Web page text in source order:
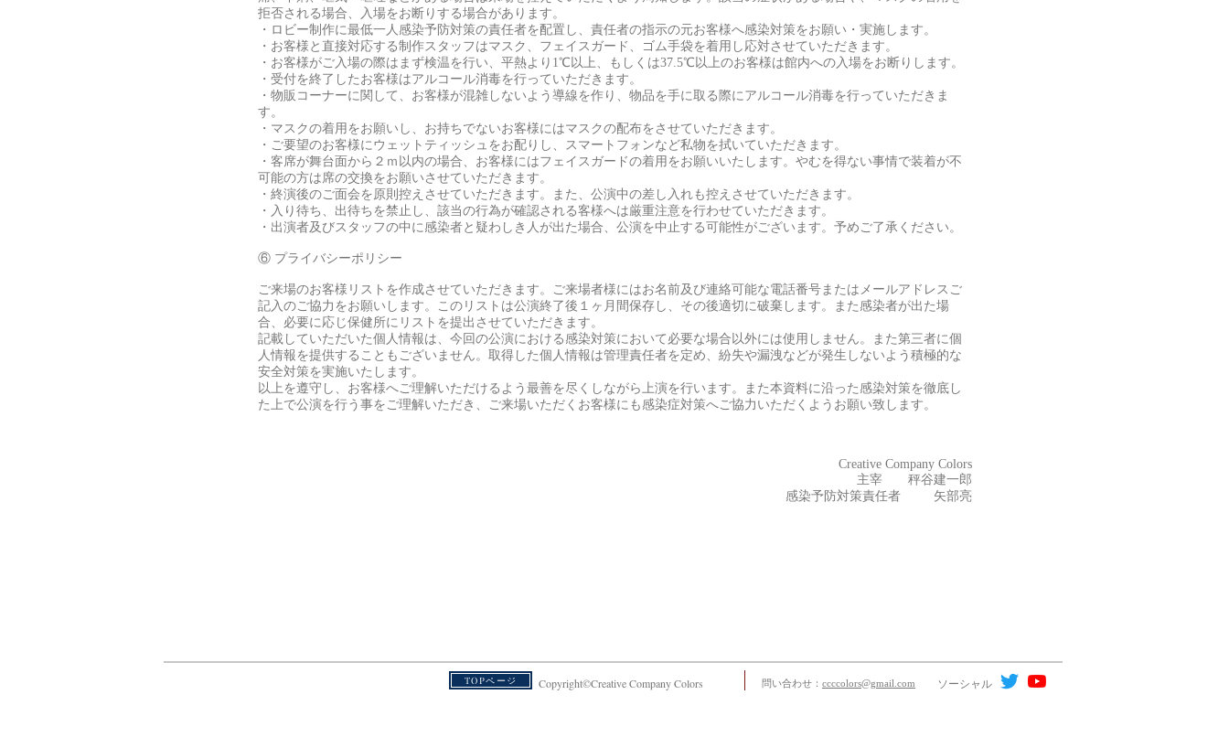
拒否される場合、入場をお断りする場合があります。
・ロビー制作に最低一人感染予防対策の責任者を配置し、責任者の指示の元お客様へ感染対策をお願い・実施します。
・お客様と直接対応する制作スタッフはマスク、フェイスガード、ゴム手袋を着用し応対させていただきます。
・お客様がご入場の際はまず検温を行い、平熱より1℃以上、もしくは37.5℃以上のお客様は館内への入場をお断りします。
・受付を終了したお客様はアルコール消毒を行っていただきます。
・物販コーナーに関して、お客様が混雑しないよう導線を作り、物品を手に取る際にアルコール消毒を行っていただきま
す。
・マスクの着用をお願いし、お持ちでないお客様にはマスクの配布をさせていただきます。
・ご要望のお客様にウェットティッシュをお配りし、スマートフォンなど私物を拭いていただきます。
・客席が舞台面から２ｍ以内の場合、お客様にはフェイスガードの着用をお願いいたします。やむを得ない事情で装着が不
可能の方は席の交換をお願いさせていただきます。
・終演後のご面会を原則控えさせていただきます。また、公演中の差し入れも控えさせていただきます。
・入り待ち、出待ちを禁止し、該当の行為が確認される客様へは厳重注意を行わせていただきます。
・出演者及びスタッフの中に感染者と疑わしき人が出た場合、公演を中止する可能性がございます。予めご了承ください。
⑥ プライバシーポリシー
ご来場のお客様リストを作成させていただきます。ご来場者様にはお名前及び連絡可能な電話番号またはメールアドレスご
記入のご協力をお願いします。このリストは公演終了後１ヶ月間保存し、その後適切に破棄します。また感染者が出た場
合、必要に応じ保健所にリストを提出させていただきます。
記載していただいた個人情報は、今回の公演における感染対策において必要な場合以外には使用しません。また第三者に個
人情報を提供することもございません。取得した個人情報は管理責任者を定め、紛失や漏洩などが発生しないよう積極的な
安全対策を実施いたします。
以上を遵守し、お客様へご理解いただけるよう最善を尽くしながら上演を行います。また本資料に沿った感染対策を徹底し
た上で公演を行う事をご理解いただき、ご来場いただくお客様にも感染症対策へご協力いただくようお願い致します。
Creative Company Colors
主宰 秤谷建一郎
感染予防対策責任者 矢部亮
Copyright©Creative Company Colors 問い合わせ： ccccolors@gmail.com ソーシャル
TOPページ